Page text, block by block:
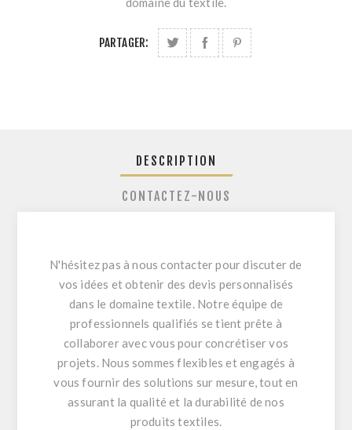
PARTAGER:
DESCRIPTION
CONTACTEZ-NOUS
N'hésitez pas à nous contacter pour discuter de
vos idées et obtenir des devis personnalisés
dans le domaine textile. Notre équipe de
professionnels qualifiés se tient prête à
collaborer avec vous pour concrétiser vos
projets. Nous sommes flexibles et engagés à
vous fournir des solutions sur mesure, tout en
assurant la qualité et la durabilité de nos
produits textiles.